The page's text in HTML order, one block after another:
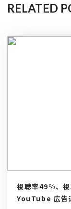
RELATED
視聴率49%、
YouTube 広告